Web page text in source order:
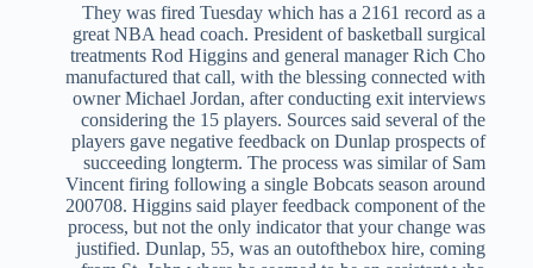
They was fired Tuesday which has a 2161 record as a
great NBA head coach. President of basketball surgical
treatments Rod Higgins and general manager Rich Cho
manufactured that call, with the blessing connected with
owner Michael Jordan, after conducting exit interviews
considering the 15 players. Sources said several of the
players gave negative feedback on Dunlap prospects of
succeeding longterm. The process was similar of Sam
Vincent firing following a single Bobcats season around
200708. Higgins said player feedback component of the
process, but not the only indicator that your change was
justified. Dunlap, 55, was an outofthebox hire, coming